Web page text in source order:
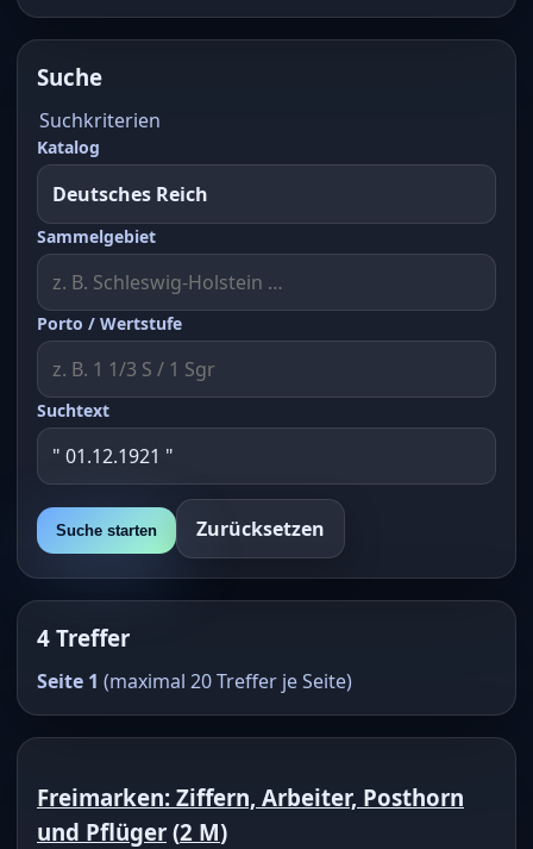
Suche
Suchkriterien
Katalog
Sammelgebiet
Porto / Wertstufe
Suchtext
Suche starten Zurücksetzen
4 Treffer
Seite 1 (maximal 20 Treffer je Seite)
Freimarken: Ziffern, Arbeiter, Posthorn
und Pflüger (2 M)